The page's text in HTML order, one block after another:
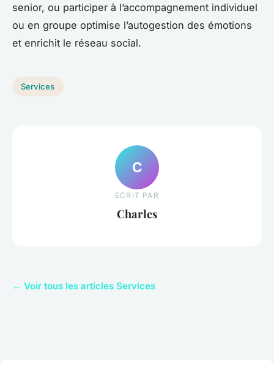
senior, ou participer à l’accompagnement individuel
ou en groupe optimise l’autogestion des émotions
et enrichit le réseau social.
Services
C
ECRIT PAR
Charles
← Voir tous les articles Services